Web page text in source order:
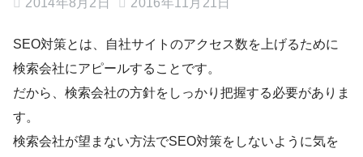
2014年8月2日 2016年11月21日
SEO対策とは、自社サイトのアクセス数を上げるために
検索会社にアピールすることです。
だから、検索会社の方針をしっかり把握する必要がありま
す。
検索会社が望まない方法でSEO対策をしないように気を